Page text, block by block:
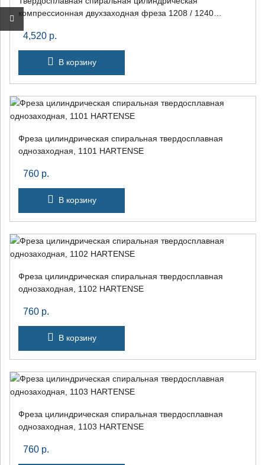
компрессионная двухзаходная фреза 1208 / 1240
4,520 р.
В корзину
Фреза цилиндрическая спиральная твердосплавная
однозаходная, 1101 HARTENSE
760 р.
В корзину
Фреза цилиндрическая спиральная твердосплавная
однозаходная, 1102 HARTENSE
760 р.
В корзину
Фреза цилиндрическая спиральная твердосплавная
однозаходная, 1103 HARTENSE
760 р.
×
info@artpride-msk.ru